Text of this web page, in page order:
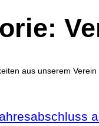
aus unserem Verein